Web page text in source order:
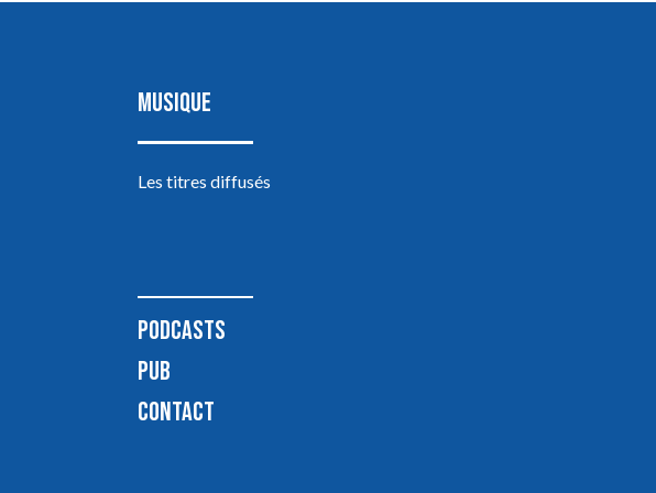
MUSIQUE
Les titres diffusés
PODCASTS
PUB
CONTACT